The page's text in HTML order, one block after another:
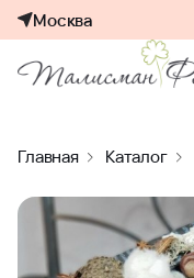
Москва
Главная Каталог